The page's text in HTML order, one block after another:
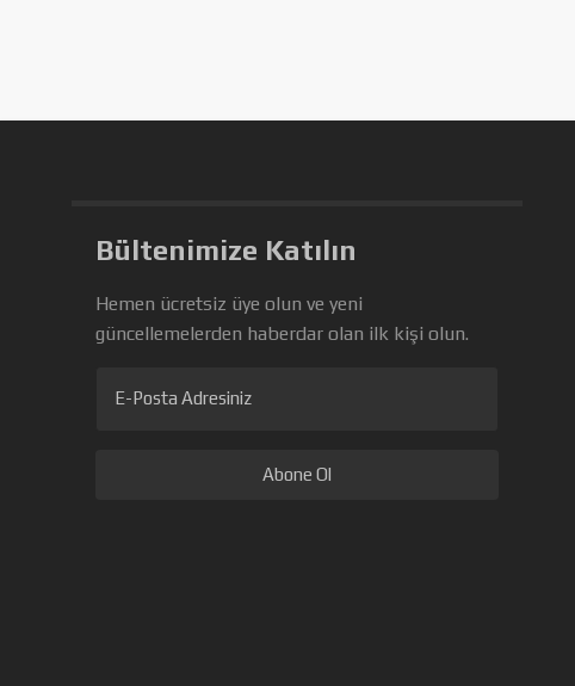
Bültenimize Katılın
Hemen ücretsiz üye olun ve yeni
güncellemelerden haberdar olan ilk kişi olun.
E-Posta Adresiniz